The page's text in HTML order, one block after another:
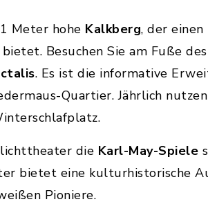
Meter hohe Kalkberg, der
Besuchen Sie am Fuße
. Es ist die informative
Quartier. Jährlich
die Karl-May-Spiele
bietet eine kulturhistorische
Pioniere.